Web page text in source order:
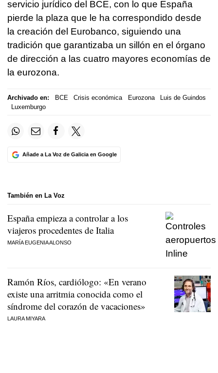
servicio jurídico del BCE, con lo que España
pierde la plaza que le ha correspondido desde
la creación del Eurobanco, siguiendo una
tradición que garantizaba un sillón en el órgano
de dirección a las cuatro mayores economías de
la eurozona.
Archivado en: BCE Crisis económica Eurozona
Luis de Guindos
Luxemburgo
Añade a La Voz de Galicia en Google
También en La Voz
España empieza a controlar a los
viajeros procedentes de Italia
MARÍA EUGENIA ALONSO
Ramón Ríos, cardiólogo: «En verano
existe una arritmia conocida como el
síndrome del corazón de vacaciones»
LAURA MIYARA